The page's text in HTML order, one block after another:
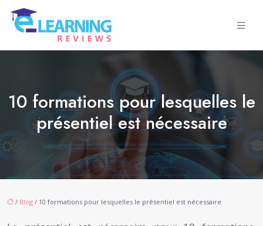
10 formations pour lesquelles le
présentiel est nécessaire
/ Blog / 10 formations pour lesquelles le présentiel est nécessaire